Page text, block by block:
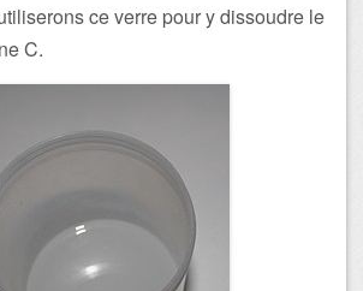
ce verre pour y dissoudre le
C.